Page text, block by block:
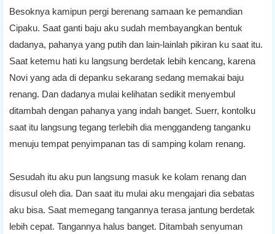
Besoknya kamipun pergi berenang samaan ke pemandian
Cipaku. Saat ganti baju aku sudah membayangkan bentuk
dadanya, pahanya yang putih dan lain-lainlah pikiran ku saat itu.
Saat ketemu hati ku langsung berdetak lebih kencang, karena
Novi yang ada di depanku sekarang sedang memakai baju
renang. Dan dadanya mulai kelihatan sedikit menyembul
ditambah dengan pahanya yang indah banget. Suerr, kontolku
saat itu langsung tegang terlebih dia menggandeng tanganku
menuju tempat penyimpanan tas di samping kolam renang.
Sesudah itu aku pun langsung masuk ke kolam renang dan
disusul oleh dia. Dan saat itu mulai aku mengajari dia sebatas
aku bisa. Saat memegang tangannya terasa jantung berdetak
lebih cepat. Tangannya halus banget. Ditambah senyuman